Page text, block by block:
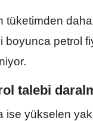
tüketimden
petrol
talebi
ise yükselen